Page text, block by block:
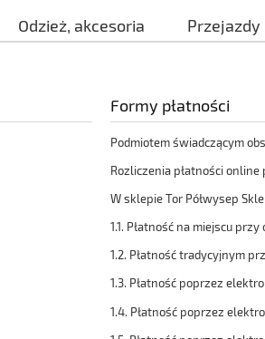
Odzież, akcesoria Przejazdy
Formy płatności
Podmiotem świadczącym
Rozliczenia płatności
W sklepie Tor Półwysep
1.1. Płatność na miejscu
1.2. Płatność tradycyjnym
1.3. Płatność poprzez
1.4. Płatność poprzez